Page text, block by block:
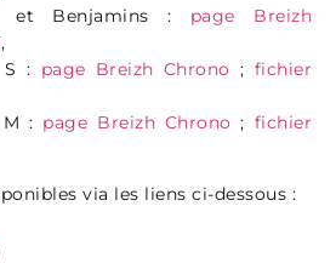
et Benjamins : page Breizh
,
: page Breizh Chrono ; fichier
: page Breizh Chrono ; fichier
via les liens ci-dessous :